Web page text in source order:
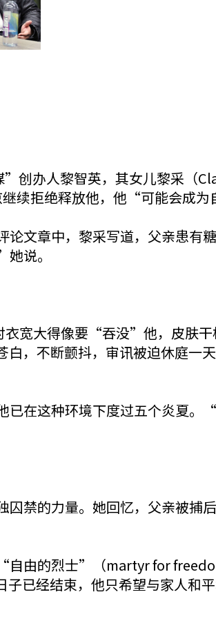
创办人黎智英，其女儿黎采（
续拒绝释放他，他“可能会成为
文章中，黎采写道，父亲患有糖
说。
宽大得像要“吞没”他，皮肤干
，不断颤抖，审讯被迫休庭一
已在这种环境下度过五个炎夏。
禁的力量。她回忆，父亲被捕
由的烈士”（martyr for
已经结束，他只希望与家人和